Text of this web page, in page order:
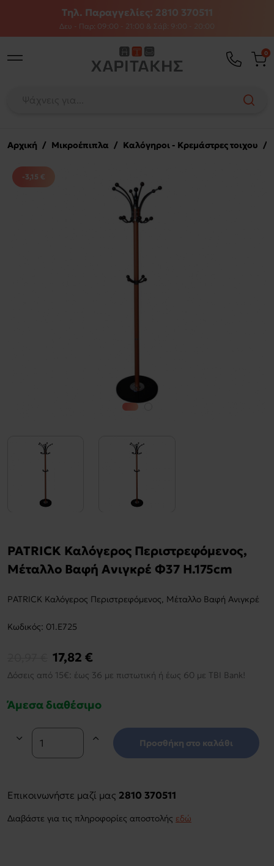
Τηλ. Παραγγελίες: 2810 370511
Δευ - Παρ: 09:00 - 21:00 & Σάβ: 9:00 - 20:00
0
Αρχική / Μικροέπιπλα / Καλόγηροι - Κρεμάστρες τοιχου /
-3,15 €
PATRICK Καλόγερος Περιστρεφόμενος,
Μέταλλο Βαφή Ανιγκρέ Φ37 H.175cm
PATRICK Καλόγερος Περιστρεφόμενος, Μέταλλο Βαφή Ανιγκρέ
Kωδικός: 01.Ε725
17,82 €
Δόσεις από 15€: έως 36 με πιστωτική ή έως 60 με TBI Bank!
Άμεσα διαθέσιμο
Προσθήκη στο καλάθι
Επικοινωνήστε μαζί μας 2810 370511
Διαβάστε για τις πληροφορίες αποστολής εδώ